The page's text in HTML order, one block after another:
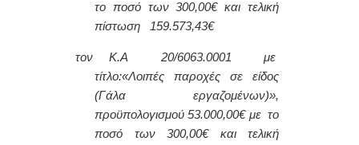
το ποσό των 300,00€ και τελική
πίστωση 159.573,43€
τον Κ.Α 20/6063.0001 με
τίτλο:«Λοιπές παροχές σε είδος
(Γάλα εργαζομένων)»,
προϋπολογισμού 53.000,00€ με το
ποσό των 300,00€ και τελική